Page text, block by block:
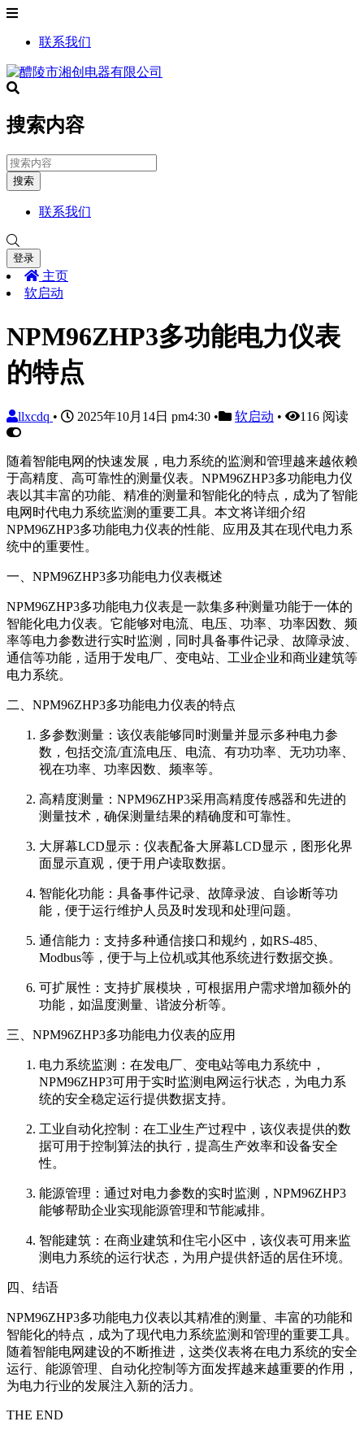
联系我们
搜索内容
搜索
联系我们
登录
主页
软启动
NPM96ZHP3多功能电力仪表
的特点
llxcdq • 2025年10月14日 pm4:30 • 软启动 • 116 阅读
随着智能电网的快速发展，电力系统的监测和管理越来越依赖
于高精度、高可靠性的测量仪表。NPM96ZHP3多功能电力仪
表以其丰富的功能、精准的测量和智能化的特点，成为了智能
电网时代电力系统监测的重要工具。本文将详细介绍
NPM96ZHP3多功能电力仪表的性能、应用及其在现代电力系
统中的重要性。
一、NPM96ZHP3多功能电力仪表概述
NPM96ZHP3多功能电力仪表是一款集多种测量功能于一体的
智能化电力仪表。它能够对电流、电压、功率、功率因数、频
率等电力参数进行实时监测，同时具备事件记录、故障录波、
通信等功能，适用于发电厂、变电站、工业企业和商业建筑等
电力系统。
二、NPM96ZHP3多功能电力仪表的特点
多参数测量：该仪表能够同时测量并显示多种电力参
数，包括交流/直流电压、电流、有功功率、无功功率、
视在功率、功率因数、频率等。
高精度测量：NPM96ZHP3采用高精度传感器和先进的
测量技术，确保测量结果的精确度和可靠性。
大屏幕LCD显示：仪表配备大屏幕LCD显示，图形化界
面显示直观，便于用户读取数据。
智能化功能：具备事件记录、故障录波、自诊断等功
能，便于运行维护人员及时发现和处理问题。
通信能力：支持多种通信接口和规约，如RS-485、
Modbus等，便于与上位机或其他系统进行数据交换。
可扩展性：支持扩展模块，可根据用户需求增加额外的
功能，如温度测量、谐波分析等。
三、NPM96ZHP3多功能电力仪表的应用
电力系统监测：在发电厂、变电站等电力系统中，
NPM96ZHP3可用于实时监测电网运行状态，为电力系
统的安全稳定运行提供数据支持。
工业自动化控制：在工业生产过程中，该仪表提供的数
据可用于控制算法的执行，提高生产效率和设备安全
性。
能源管理：通过对电力参数的实时监测，NPM96ZHP3
能够帮助企业实现能源管理和节能减排。
智能建筑：在商业建筑和住宅小区中，该仪表可用来监
测电力系统的运行状态，为用户提供舒适的居住环境。
四、结语
NPM96ZHP3多功能电力仪表以其精准的测量、丰富的功能和
智能化的特点，成为了现代电力系统监测和管理的重要工具。
随着智能电网建设的不断推进，这类仪表将在电力系统的安全
运行、能源管理、自动化控制等方面发挥越来越重要的作用，
为电力行业的发展注入新的活力。
THE END